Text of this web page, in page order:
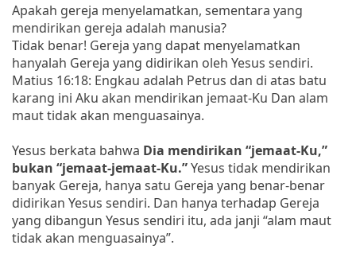
Apakah gereja menyelamatkan, sementara yang
mendirikan gereja adalah manusia?
Tidak benar! Gereja yang dapat menyelamatkan
hanyalah Gereja yang didirikan oleh Yesus sendiri.
Matius 16:18: Engkau adalah Petrus dan di atas batu
karang ini Aku akan mendirikan jemaat-Ku Dan alam
maut tidak akan menguasainya.
Yesus berkata bahwa Dia mendirikan “jemaat-Ku,”
bukan “jemaat-jemaat-Ku.”Yesus tidak mendirikan
banyak Gereja, hanya satu Gereja yang benar-benar
didirikan Yesus sendiri. Dan hanya terhadap Gereja
yang dibangun Yesus sendiri itu, ada janji “alam maut
tidak akan menguasainya”.